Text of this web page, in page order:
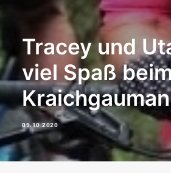
Tracey und
viel Spaß
09.10.2020